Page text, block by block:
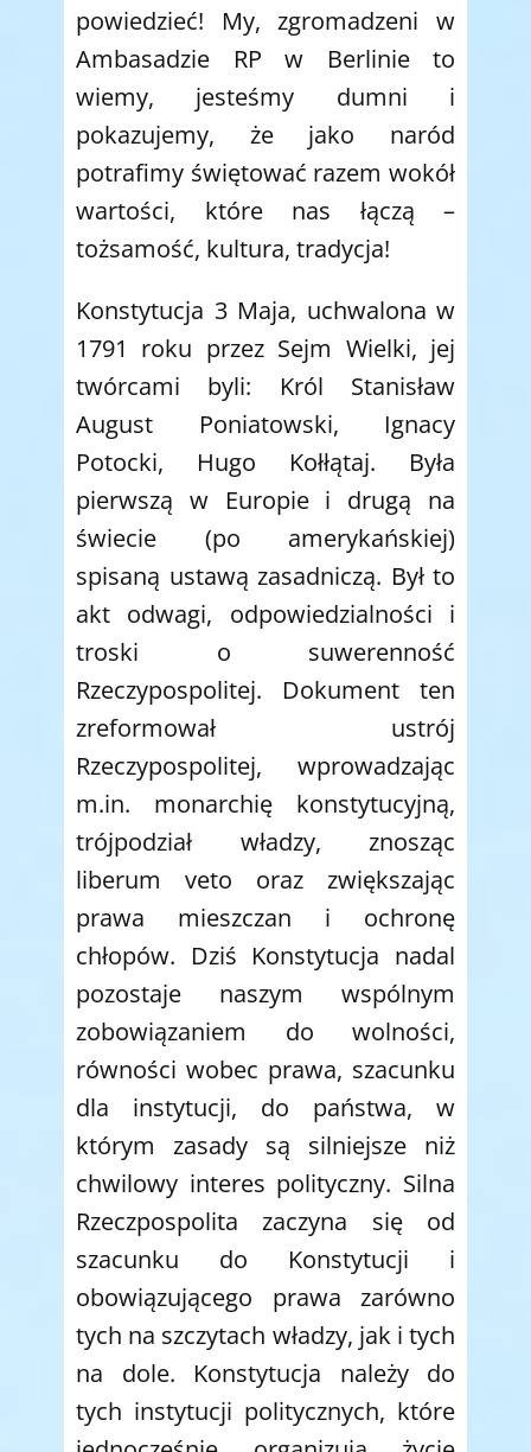
powiedzieć! My, zgromadzeni w
Ambasadzie RP w Berlinie to
wiemy, jesteśmy dumni i
pokazujemy, że jako naród
potrafimy świętować razem wokół
wartości, które nas łączą –
tożsamość, kultura, tradycja!
Konstytucja 3 Maja, uchwalona w
1791 roku przez Sejm Wielki, jej
twórcami byli: Król Stanisław
August Poniatowski, Ignacy
Potocki, Hugo Kołłątaj. Była
pierwszą w Europie i drugą na
świecie (po amerykańskiej)
spisaną ustawą zasadniczą. Był to
akt odwagi, odpowiedzialności i
troski o suwerenność
Rzeczypospolitej. Dokument ten
zreformował ustrój
Rzeczypospolitej, wprowadzając
m.in. monarchię konstytucyjną,
trójpodział władzy, znosząc
liberum veto oraz zwiększając
prawa mieszczan i ochronę
chłopów. Dziś Konstytucja nadal
pozostaje naszym wspólnym
zobowiązaniem do wolności,
równości wobec prawa, szacunku
dla instytucji, do państwa, w
którym zasady są silniejsze niż
chwilowy interes polityczny. Silna
Rzeczpospolita zaczyna się od
szacunku do Konstytucji i
obowiązującego prawa zarówno
tych na szczytach władzy, jak i tych
na dole. Konstytucja należy do
tych instytucji politycznych, które